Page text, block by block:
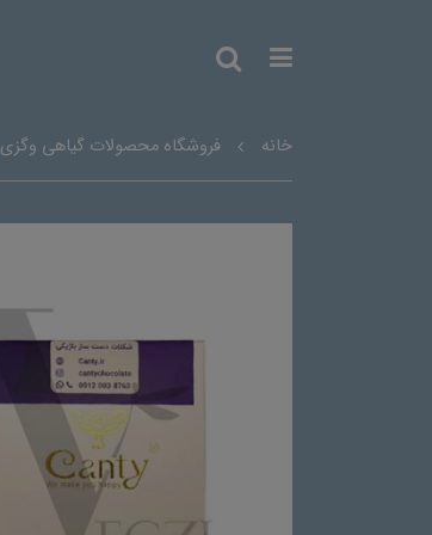
خانه فروشگاه محصولات گیاهی وگزی